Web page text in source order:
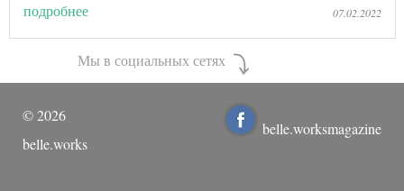
подробнее 07.02.2022
©2026
belle.works
Мы в социальных сетях
belle.worksmagazine